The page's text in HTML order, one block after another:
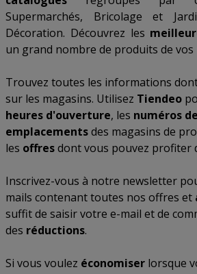
Supermarchés, Bricolage et
Décoration. Découvrez les
un grand nombre de produits de
Trouvez toutes les informations
sur les magasins. Utilisez Tiendeo
heures d'ouverture, les numéros
emplacementsdes magasins de
les offresdont vous pouvez profiter
Inscrivez-vous à notre newsletter
mails contenant toutes nos offres et
suffit de saisir votre e-mail et de
des réductions.
Si vous voulez économiser lorsque